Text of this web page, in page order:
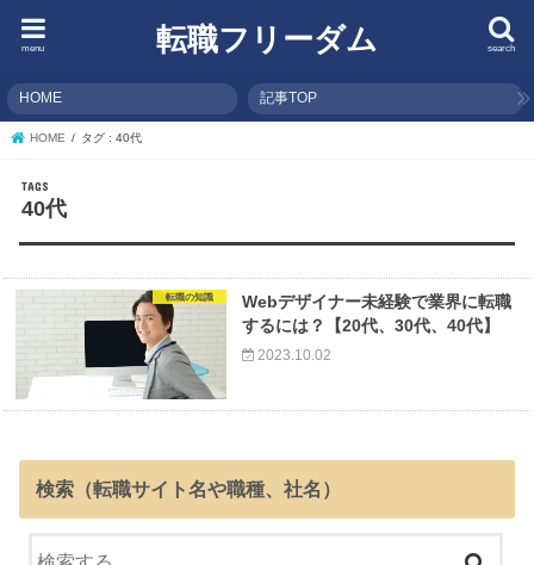
転職フリーダム search
menu
HOME 記事TOP
HOME タグ : 40代
40代
転職の知識
Webデザイナー未経験で業界に転職
するには？【20代、30代、40代】
2023.10.02
検索（転職サイト名や職種、社名）